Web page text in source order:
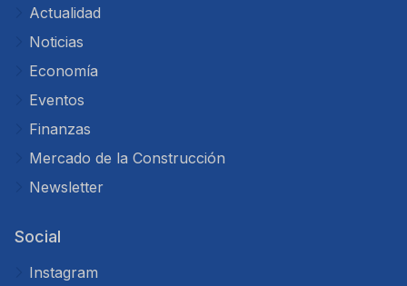
Actualidad
Noticias
Economía
Eventos
Finanzas
Mercado de la Construcción
Newsletter
Social
Instagram